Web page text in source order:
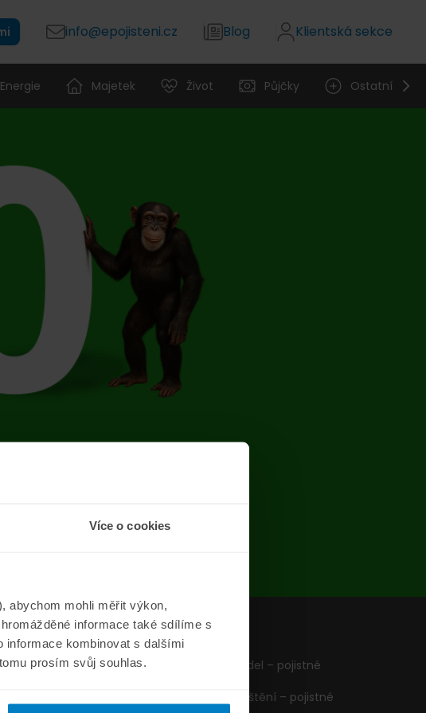
Více o cookies
abychom mohli měřit výkon,
informace také sdílíme s
informace kombinovat s dalšími
prosím svůj souhlas.
info@epojisteni.cz Blog Klientská sekce
Energie Majetek Život Půjčky Ostatní
chyba
nás
Formuláře
Pojištění vozidel – pojistné
Cestovní pojištění – pojistné